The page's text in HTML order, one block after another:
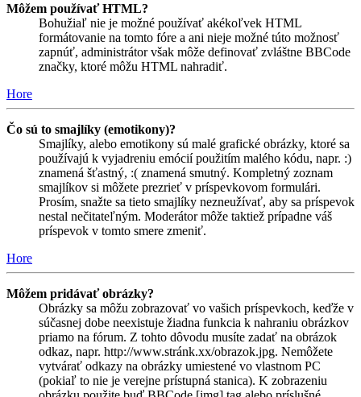
Môžem používať HTML?
Bohužiaľ nie je možné používať akékoľvek HTML
formátovanie na tomto fóre a ani nieje možné túto možnosť
zapnúť, administrátor však môže definovať zvláštne BBCode
značky, ktoré môžu HTML nahradiť.
Hore
Čo sú to smajlíky (emotikony)?
Smajlíky, alebo emotikony sú malé grafické obrázky, ktoré sa
používajú k vyjadreniu emócií použitím malého kódu, napr. :)
znamená šťastný, :( znamená smutný. Kompletný zoznam
smajlíkov si môžete prezrieť v príspevkovom formulári.
Prosím, snažte sa tieto smajlíky nezneužívať, aby sa príspevok
nestal nečitateľným. Moderátor môže taktiež prípadne váš
príspevok v tomto smere zmeniť.
Hore
Môžem pridávať obrázky?
Obrázky sa môžu zobrazovať vo vašich príspevkoch, keďže v
súčasnej dobe neexistuje žiadna funkcia k nahraniu obrázkov
priamo na fórum. Z tohto dôvodu musíte zadať na obrázok
odkaz, napr. http://www.stránk.xx/obrazok.jpg. Nemôžete
vytvárať odkazy na obrázky umiestené vo vlastnom PC
(pokiaľ to nie je verejne prístupná stanica). K zobrazeniu